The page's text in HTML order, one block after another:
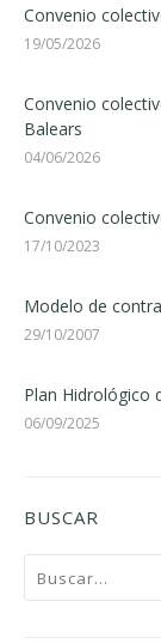
Convenio
19/05/2026
Convenio
Balears
04/06/2026
Convenio
17/10/2023
Modelo de
29/10/2007
Plan Hidrológico
06/09/2025
BUSCAR